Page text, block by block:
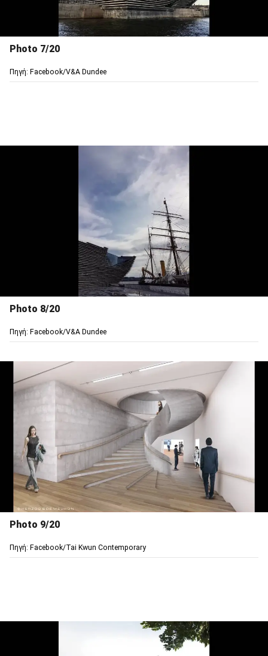
Photo 7/20
Πηγή: Facebook/V&A Dundee
Photo 8/20
Πηγή: Facebook/V&A Dundee
Photo 9/20
Πηγή: Facebook/Tai Kwun Contemporary